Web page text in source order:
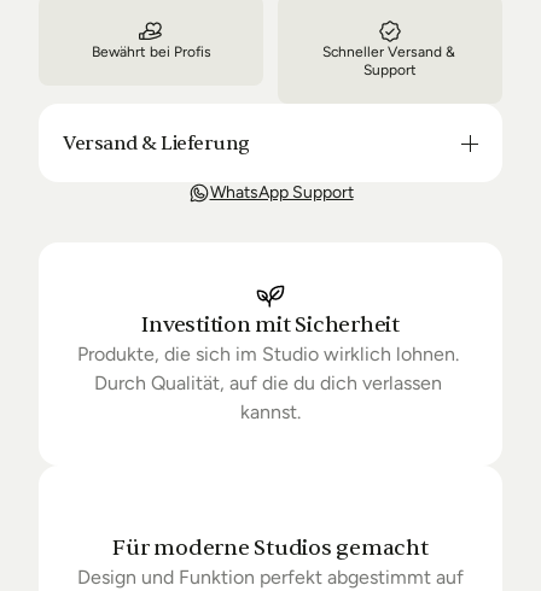
Bewährt bei Profis
Schneller Versand &
Support
Versand & Lieferung
Unsere Lieferung ist in der Regel in 3-8 Tagen bei
Lieferung unter Umständen um einige Tage
verzögern.
WhatsApp Support
Investition mit Sicherheit
Produkte, die sich im Studio wirklich lohnen.
Durch Qualität, auf die du dich verlassen
kannst.
Für moderne Studios gemacht
Design und Funktion perfekt abgestimmt auf